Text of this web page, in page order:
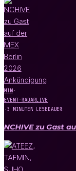
MIN ·
EVENT-RADARLIVE
· 3 MINUTEN LESEDAUER
NCHIVE zu Gast